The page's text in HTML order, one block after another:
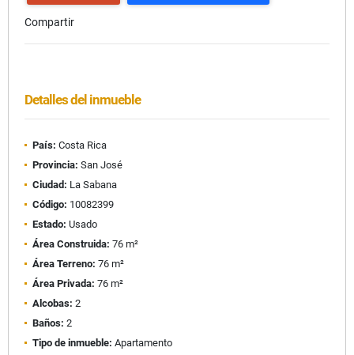
Compartir
Detalles del inmueble
País: Costa Rica
Provincia: San José
Ciudad: La Sabana
Código: 10082399
Estado: Usado
Área Construida: 76 m²
Área Terreno: 76 m²
Área Privada: 76 m²
Alcobas: 2
Baños: 2
Tipo de inmueble: Apartamento